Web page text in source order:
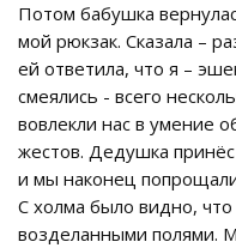
Потом бабушка
мой рюкзак. Сказала –
ей ответила, что я –
смеялись - всего
вовлекли нас в умение
жестов. Дедушка
и мы наконец
С холма было видно,
возделанными полями.